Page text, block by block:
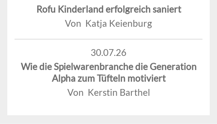
Rofu Kinderland erfolgreich saniert
Von Katja Keienburg
30.07.26
Wie die Spielwarenbranche die Generation
Alpha zum Tüfteln motiviert
Von Kerstin Barthel